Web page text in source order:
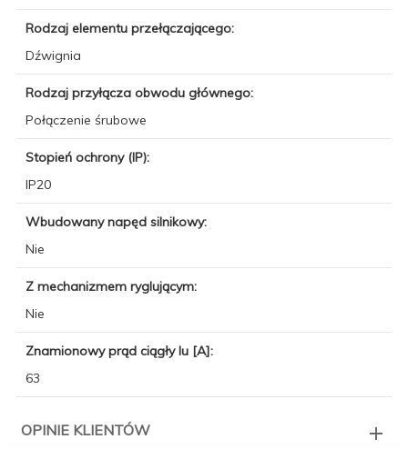
Rodzaj elementu przełączającego:
Dźwignia
Rodzaj przyłącza obwodu głównego:
Połączenie śrubowe
Stopień ochrony (IP):
IP20
Wbudowany napęd silnikowy:
Nie
Z mechanizmem ryglującym:
Nie
Znamionowy prąd ciągły Iu [A]:
63
OPINIE KLIENTÓW